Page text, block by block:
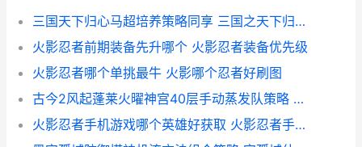
三国天下归心马超培养策略同享 三国之天下归心什么时候结束
火影忍者前期装备先升哪个 火影忍者装备优先级
火影忍者哪个单挑最牛 火影哪个忍者好刷图
古今2风起蓬莱火曜神宫40层手动蒸发队策略 古今2风起蓬莱游戏
火影忍者手机游戏哪个英雄好获取 火影忍者手机游戏PS5手柄玩